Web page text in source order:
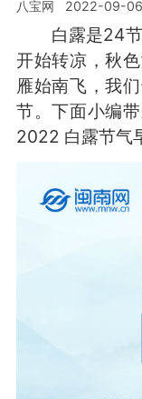
八宝网 2022-09-06
白露是24节
开始转凉，秋
雁始南飞，我
节。下面小编
2022 白露节气